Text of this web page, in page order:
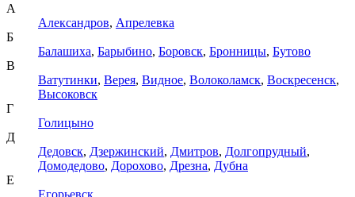
А
Александров, Апрелевка
Б
Балашиха, Барыбино, Боровск, Бронницы, Бутово
В
Ватутинки, Верея, Видное, Волоколамск, Воскресенск,
Высоковск
Г
Голицыно
Д
Дедовск, Дзержинский, Дмитров, Долгопрудный,
Домодедово, Дорохово, Дрезна, Дубна
Е
Егорьевск